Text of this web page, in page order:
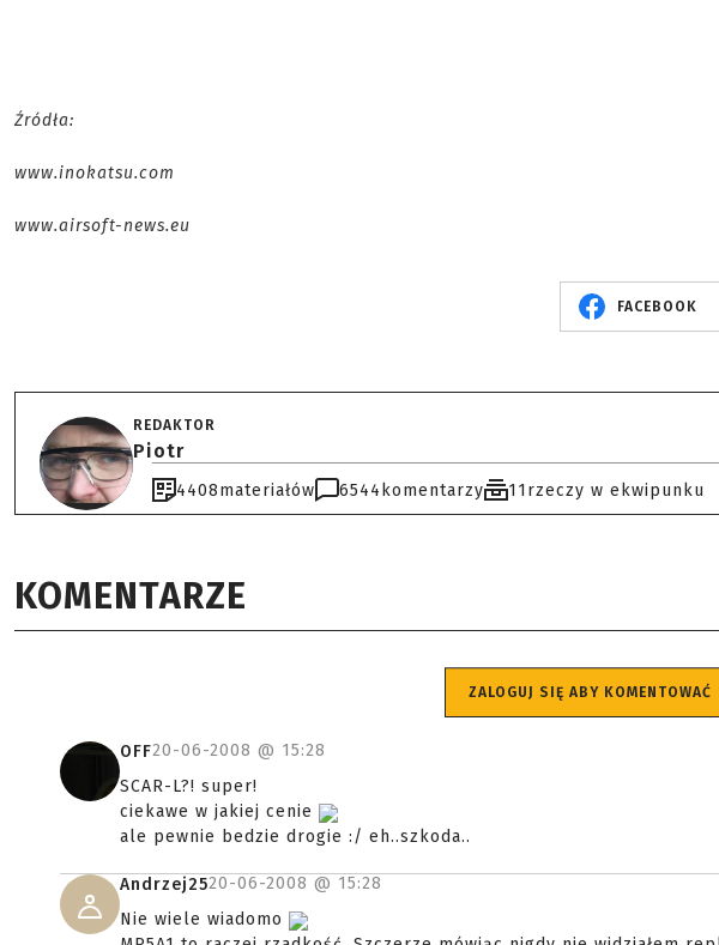
Źródła:
www.inokatsu.com
www.airsoft-news.eu
FACEBOOK
REDAKTOR
Piotr
4408materiałów 6544 komentarzy 11rzeczy w ekwipunku
KOMENTARZE
ZALOGUJ SIĘ ABY KOMENTOWAĆ
OFF20-06-2008 @ 15:28
SCAR-L?! super!
ciekawe w jakiej cenie
ale pewnie bedzie drogie :/ eh..szkoda..
Andrzej2520-06-2008 @ 15:28
Nie wiele wiadomo